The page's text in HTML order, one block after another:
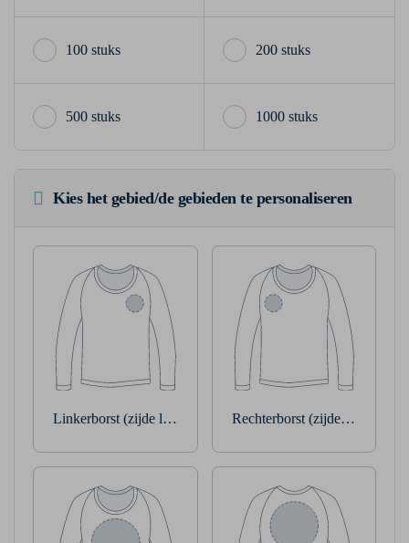
100 stuks 200 stuks
500 stuks 1000 stuks
Kies het gebied/de gebieden te personaliseren
Linkerborst (zijde linkerarm) Rechterborst (zijde